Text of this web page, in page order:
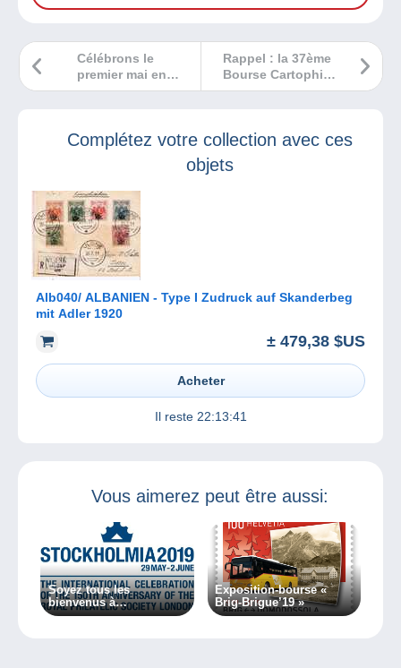
Rappel : la 37ème
Bourse Cartophile
Numismatique et
le 10 mai !
Célébrons le
premier mai en
cartes postales !
Complétez votre collection avec ces
objets
Alb040/ ALBANIEN - Type I Zudruck auf Skanderbeg
mit Adler 1920
± 479,38 $US
Acheter
Il reste 22:13:41
Vous aimerez peut être aussi:
Soyez tous les
bienvenus à
STOCKHOLMIA 2019
Exposition-bourse «
Brig-Brigue’19 »